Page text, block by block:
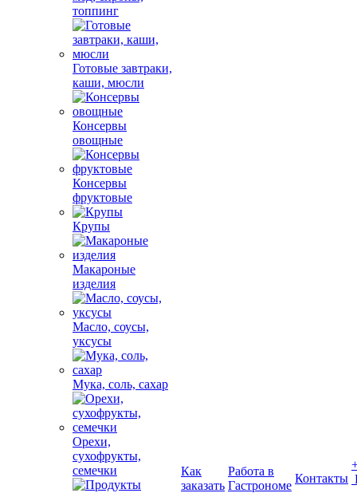
топпинг
Готовые завтраки,
каши, мюсли
Консервы
овощные
Консервы
фруктовые
Крупы
Макароные
изделия
Масло, соусы,
уксусы
Мука, соль, сахар
Орехи,
сухофрукты,
семечки
Как
заказать
Работа в
Гастрономе
Контакты